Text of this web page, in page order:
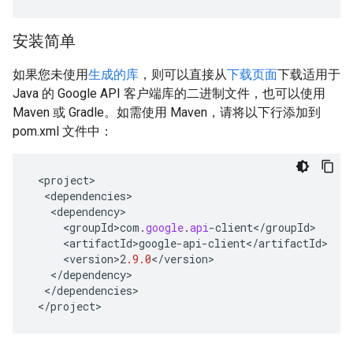
安装简单
如果您未使用生成的库 ，则可以直接从下载页面下载适用于
Java 的 Google API 客户端库的二进制文件，也可以使用
Maven 或 Gradle。如需使用 Maven，请将以下行添加到
pom.xml 文件中：
<project
<dependencies
<dependency
<groupId>com .google.api-client</groupId
<artifactId>google-api-client</artifactId
<version>2.9.0</version
</dependency
</dependencies
</project>